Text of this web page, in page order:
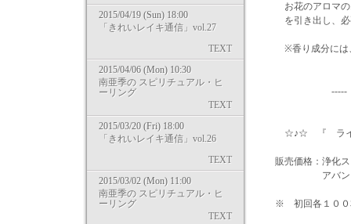
2015/04/19 (Sun) 18:00
「きれいレイキ通信」vol.27
TEXT
2015/04/06 (Mon) 10:30
南亜季の スピリチュアル・ヒ
ーリング
TEXT
2015/03/20 (Fri) 18:00
「きれいレイキ通信」vol.26
TEXT
2015/03/02 (Mon) 11:00
南亜季の スピリチュアル・ヒ
ーリング
TEXT
お花のアロマの
を引き出し、必
※香り成分には、
-----
☆♪☆ 『 ライト
販売価格：浄化ス
アバンダンス
※ 初回各１００